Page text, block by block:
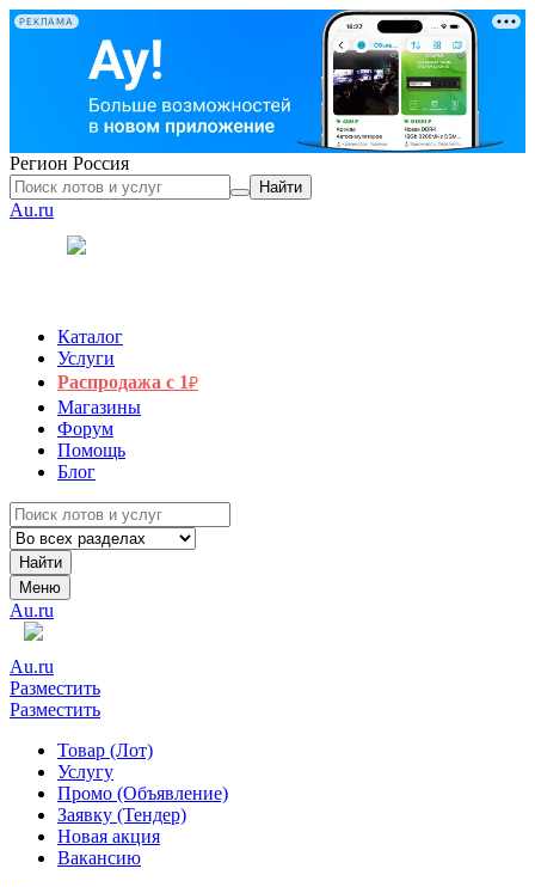
РЕКЛАМА
Регион Россия
Найти
Au.ru
Каталог
Услуги
Распродажа с 1₽
Магазины
Форум
Помощь
Блог
Найти
Меню
Au.ru
Au.ru
Разместить
Разместить
Товар (Лот)
Услугу
Промо (Объявление)
Заявку (Тендер)
Новая акция
Вакансию